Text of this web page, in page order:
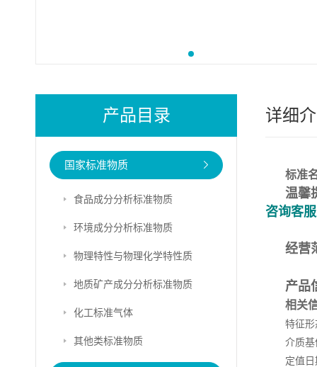
产品目录
国家标准物质
食品成分分析标准物质
环境成分分析标准物质
物理特性与物理化学特性质
地质矿产成分分析标准物质
化工标准气体
其他类标准物质
详细
标准
温馨
咨询客
经营
产品
相关
特征
介质
定值